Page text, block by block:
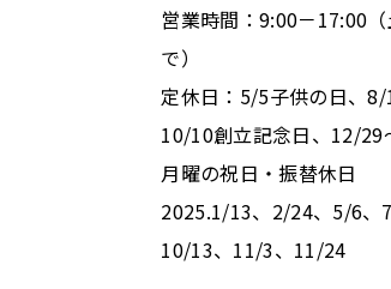
営業時間：9:00－17:00
で）
定休日：5/5子供の日、8/
10/10創立記念日、12/29
月曜の祝日・振替休日
2025.1/13、2/24、5/6、
10/13、11/3、11/24